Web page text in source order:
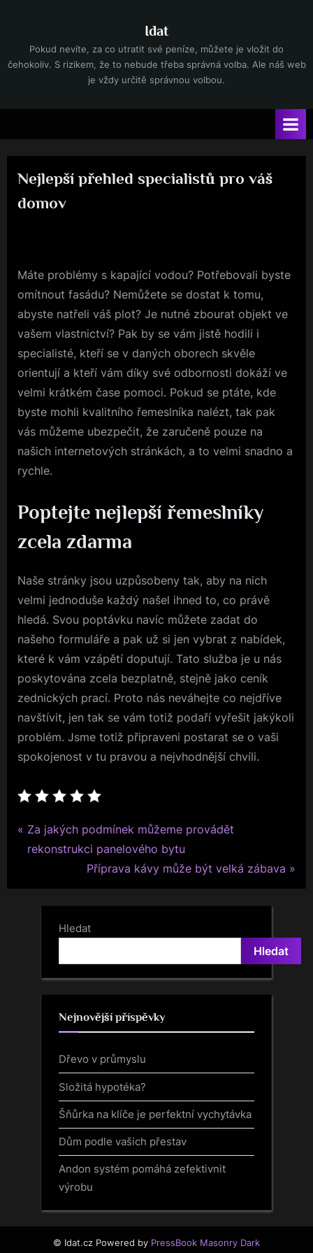
content
Idat
Pokud nevíte, za co utratit své peníze, můžete je vložit do
čehokoliv. S rizikem, že to nebude třeba správná volba. Ale náš web
je vždy určitě správnou volbou.
Nejlepší přehled specialistů pro váš
domov
Máte problémy s kapající vodou? Potřebovali byste
omítnout fasádu? Nemůžete se dostat k tomu,
abyste natřeli váš plot? Je nutné zbourat objekt ve
vašem vlastnictví? Pak by se vám jistě hodili i
specialisté, kteří se v daných oborech skvěle
orientují a kteří vám díky své odbornosti dokáží ve
velmi krátkém čase pomoci. Pokud se ptáte, kde
byste mohli kvalitního řemeslníka nalézt, tak pak
vás můžeme ubezpečit, že zaručeně pouze na
našich internetových stránkách, a to velmi snadno a
rychle.
Poptejte nejlepší řemeslníky
zcela zdarma
Naše stránky jsou uzpůsobeny tak, aby na nich
velmi jednoduše každý našel ihned to, co právě
hledá. Svou poptávku navíc můžete zadat do
našeho formuláře a pak už si jen vybrat z nabídek,
které k vám vzápětí doputují. Tato služba je u nás
poskytována zcela bezplatně, stejně jako ceník
zednických prací. Proto nás neváhejte co nejdříve
navštívit, jen tak se vám totiž podaří vyřešit jakýkoli
problém. Jsme totiž připraveni postarat se o vaši
spokojenost v tu pravou a nejvhodnější chvíli.
Navigace
příspěvek
P
r
v
Za jakých podmínek můžeme provádět
rekonstrukci panelového bytu
N
e
x
t
o
:
Příprava kávy může být velká zábava
Hledat
Hledat
Nejnovější příspěvky
Dřevo v průmyslu
Složitá hypotéka?
Šňůrka na klíče je perfektní vychytávka
Dům podle vašich přestav
Andon systém pomáhá zefektivnit
výrobu
© Idat.cz Powered by PressBook Masonry Dark